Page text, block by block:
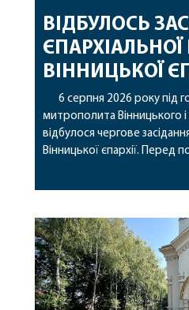
ВІДБУЛОСЬ
ЄПАРХІАЛЬНОЇ
ВІННИЦЬКОЇ
6 серпня 2026 року під
митрополита Вінницького
відбулося чергове
Вінницької єпархії. Перед
секретар Єпархіальної
побажавши йому міцного
допомоги, миру, духовної
благословенних успіхів у
архіпастирському